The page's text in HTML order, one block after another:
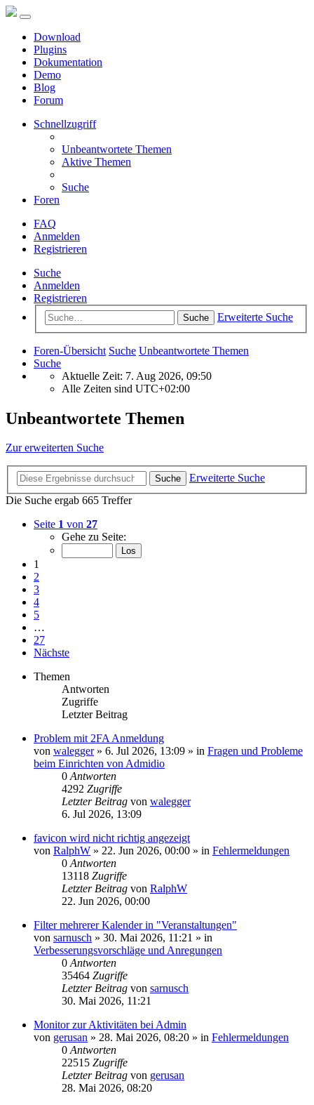
Download
Plugins
Dokumentation
Demo
Blog
Forum
Schnellzugriff
Unbeantwortete Themen
Aktive Themen
Suche
Foren
FAQ
Anmelden
Registrieren
Suche
Anmelden
Registrieren
Suche Erweiterte Suche
Foren-Übersicht Suche Unbeantwortete Themen
Suche
Aktuelle Zeit: 7. Aug 2026, 09:50
Alle Zeiten sind UTC+02:00
Unbeantwortete Themen
Zur erweiterten Suche
Suche
Erweiterte Suche
Die Suche ergab 665 Treffer
Seite 1 von 27
Gehe zu Seite:
1
2
3
4
5
…
27
Nächste
Themen
Antworten
Zugriffe
Letzter Beitrag
Problem mit 2FA Anmeldung
von walegger» 6. Jul 2026, 13:09 » in Fragen und Probleme
beim Einrichten von Admidio
0 Antworten
4292 Zugriffe
Letzter Beitrag von walegger
6. Jul 2026, 13:09
favicon wird nicht richtig angezeigt
von RalphW » 22. Jun 2026, 00:00 » in Fehlermeldungen
0 Antworten
13118 Zugriffe
Letzter Beitrag von RalphW
22. Jun 2026, 00:00
Filter mehrerer Kalender in "Veranstaltungen"
von sarnusch » 30. Mai 2026, 11:21 » in
Verbesserungsvorschläge und Anregungen
0 Antworten
35464 Zugriffe
Letzter Beitrag von sarnusch
30. Mai 2026, 11:21
Monitor zur Aktivitäten bei Admin
von gerusan » 28. Mai 2026, 08:20 » in Fehlermeldungen
0 Antworten
22515 Zugriffe
Letzter Beitrag von gerusan
28. Mai 2026, 08:20